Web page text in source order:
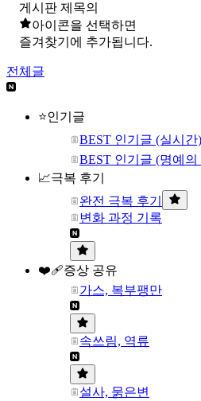
게시판 제목의
아이콘을 선택하면
즐겨찾기에 추가됩니다.
전체글
⭐인기글
BEST 인기글 (실시간)
BEST 인기글 (명예의
📈극복 후기
완전 극복 후기
변화 과정 기록
❤️‍🩹증상 공유
가스, 복부팽만
속쓰림, 역류
설사, 묽은변